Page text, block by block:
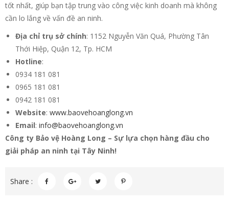
tốt nhất, giúp bạn tập trung vào công việc kinh doanh mà không
cần lo lắng về vấn đề an ninh.
Địa chỉ trụ sở chính: 1152 Nguyễn Văn Quá, Phường Tân
Thới Hiệp, Quận 12, Tp. HCM
Hotline:
0934 181 081
0965 181 081
0942 181 081
Website: www.baovehoanglong.vn
Email: info@baovehoanglong.vn
Công ty Bảo vệ Hoàng Long – Sự lựa chọn hàng đầu cho
giải pháp an ninh tại Tây Ninh!
Share :